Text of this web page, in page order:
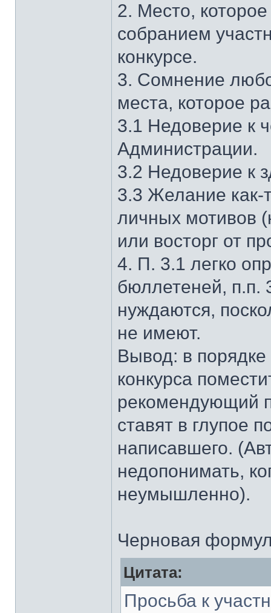
2. Место,
собранием
конкурсе.
3. Сомнение
места, которое
3.1 Недоверие к
Администрации.
3.2 Недоверие к
3.3 Желание как-
личных мотивов
или восторг от
4. П. 3.1 легко
бюллетеней, п.п.
нуждаются,
не имеют.
Вывод: в порядке
конкурса
рекомендующий
ставят в глупое
написавшего.
недопонимать,
неумышленно).
Черновая
Цитата:
Просьба к